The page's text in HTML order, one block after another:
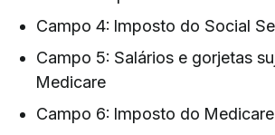
Campo 4: Imposto do Social
Campo 5: Salários e gorjetas
Medicare
Campo 6: Imposto do